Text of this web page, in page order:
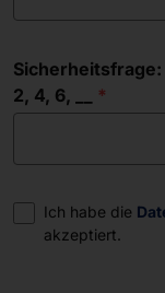
2, 4, 6, __
Einwilligung
Ich habe die
akzeptiert.